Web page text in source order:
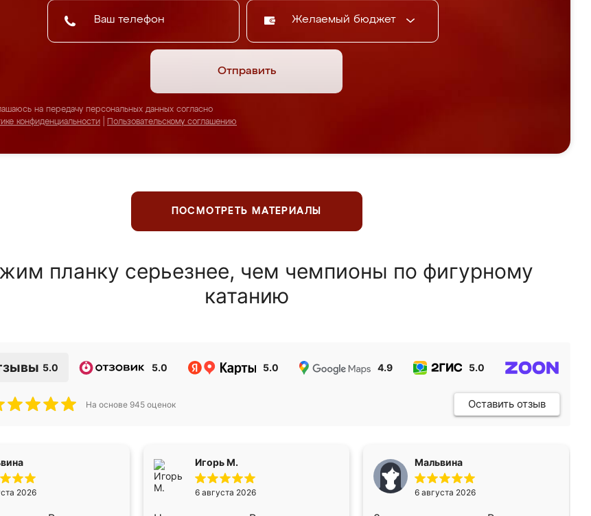
Желаемый бюджет
Отправить
на передачу персональных данных согласно
конфиденциальности
Пользовательскому соглашению
ПОСМОТРЕТЬ МАТЕРИАЛЫ
планку серьезнее, чем чемпионы по фигурному
катанию
5.0 5.0 5.0 4.9 5.0
На основе 945 оценок Оставить отзыв
2026
Игорь М.
6 августа 2026
Мальвина
6 августа 2026